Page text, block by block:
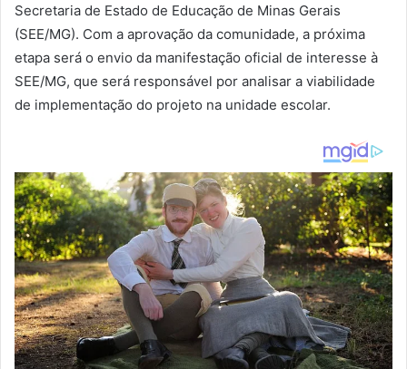
Secretaria de Estado de Educação de Minas Gerais
(SEE/MG). Com a aprovação da comunidade, a próxima
etapa será o envio da manifestação oficial de interesse à
SEE/MG, que será responsável por analisar a viabilidade
de implementação do projeto na unidade escolar.